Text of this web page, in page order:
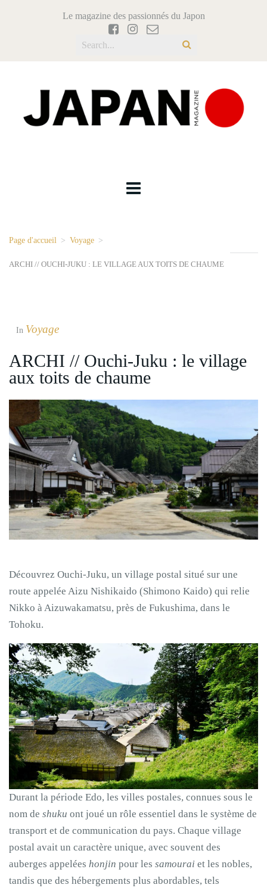
Le magazine des passionnés du Japon
Page d'accueil > Voyage >
ARCHI // OUCHI-JUKU : LE VILLAGE AUX TOITS DE CHAUME
In Voyage
ARCHI // Ouchi-Juku : le village
aux toits de chaume
Découvrez Ouchi-Juku, un village postal situé sur une
route appelée Aizu Nishikaido (Shimono Kaido) qui relie
Nikko à Aizuwakamatsu, près de Fukushima, dans le
Tohoku.
Durant la période Edo, les villes postales, connues sous le
nom de shuku ont joué un rôle essentiel dans le système de
transport et de communication du pays. Chaque village
postal avait un caractère unique, avec souvent des
auberges appelées honjin pour les samourai et les nobles,
tandis que des hébergements plus abordables, tels